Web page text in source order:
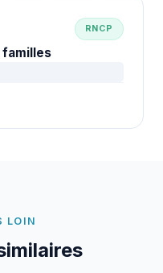
RNCP
familles
LOIN